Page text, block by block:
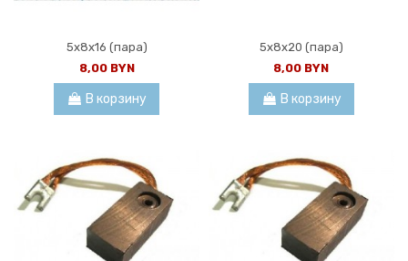
5x8x16 (пара)
8,00 BYN
В корзину
5x8x20 (пара)
8,00 BYN
В корзину